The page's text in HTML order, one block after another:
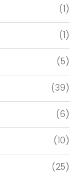
(1)
(1)
(5)
(39)
(6)
(10)
(25)